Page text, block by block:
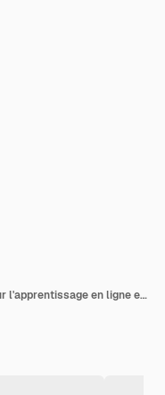
Modèle de couverture youtube pour l'apprentissage en ligne et les cours en ligne